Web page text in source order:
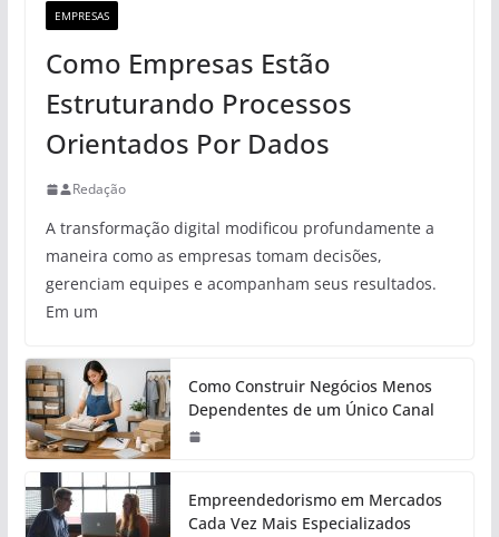
EMPRESAS
Como Empresas Estão
Estruturando Processos
Orientados Por Dados
Redação
A transformação digital modificou profundamente a
maneira como as empresas tomam decisões,
gerenciam equipes e acompanham seus resultados.
Em um
Como Construir Negócios Menos
Dependentes de um Único Canal
Empreendedorismo em Mercados
Cada Vez Mais Especializados